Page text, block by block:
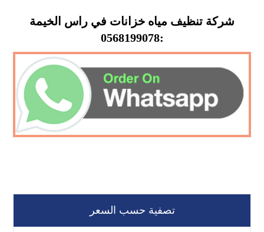
شركة تنظيف مياه خزانات في راس الخيمة
:0568199078
تصفية حسب السعر